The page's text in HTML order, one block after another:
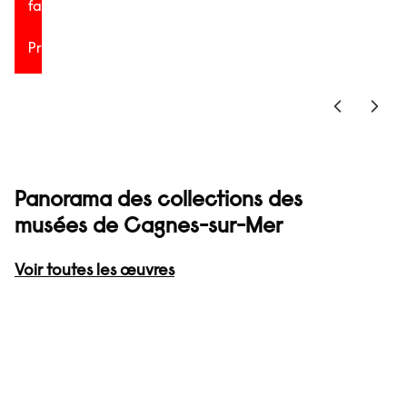
famille
Projection
Panorama des collections des
musées de Cagnes-sur-Mer
Voir toutes les œuvres